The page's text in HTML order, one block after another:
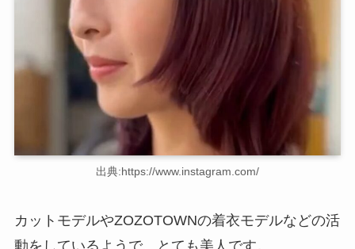
出典:https://www.instagram.com/
カットモデルやZOZOTOWNの着衣モデルなどの活
動をしているようで、とても美人です。